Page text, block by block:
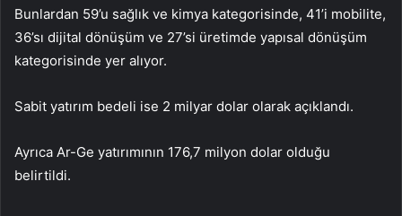
Bunlardan 59’u sağlık ve kimya kategorisinde, 41’i mobilite,
36’sı dijital dönüşüm ve 27’si üretimde yapısal dönüşüm
kategorisinde yer alıyor.
Sabit yatırım bedeli ise 2 milyar dolar olarak açıklandı.
Ayrıca Ar-Ge yatırımının 176,7 milyon dolar olduğu
belirtildi.